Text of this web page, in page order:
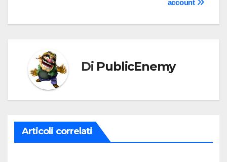
account
Di PublicEnemy
Articoli correlati